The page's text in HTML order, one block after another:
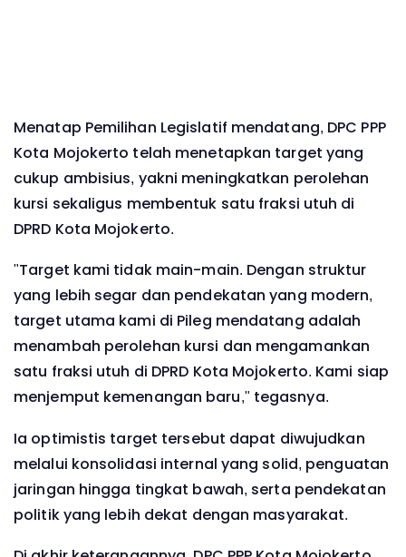
Menatap Pemilihan Legislatif mendatang, DPC PPP
Kota Mojokerto telah menetapkan target yang
cukup ambisius, yakni meningkatkan perolehan
kursi sekaligus membentuk satu fraksi utuh di
DPRD Kota Mojokerto.
"Target kami tidak main-main. Dengan struktur
yang lebih segar dan pendekatan yang modern,
target utama kami di Pileg mendatang adalah
menambah perolehan kursi dan mengamankan
satu fraksi utuh di DPRD Kota Mojokerto. Kami siap
menjemput kemenangan baru," tegasnya.
Ia optimistis target tersebut dapat diwujudkan
melalui konsolidasi internal yang solid, penguatan
jaringan hingga tingkat bawah, serta pendekatan
politik yang lebih dekat dengan masyarakat.